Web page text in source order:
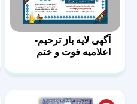
آگهی لایه باز ترحیم-
اعلامیه فوت و ختم